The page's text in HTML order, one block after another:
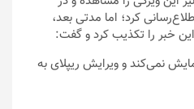
کرد؛ اما مدتی بعد،
خبر را تکذیب کرد و گفت:
نمی‌کند و ویرایش ریپلای به